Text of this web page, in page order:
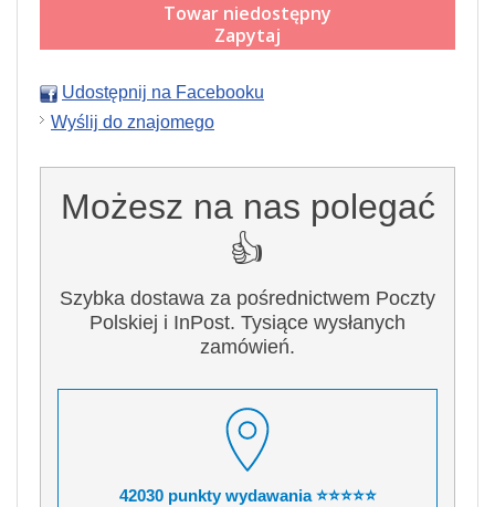
Towar niedostępny
Zapytaj
Udostępnij na Facebooku
Wyślij do znajomego
Możesz na nas polegać
👍
Szybka dostawa za pośrednictwem Poczty
Polskiej i InPost. Tysiące wysłanych
zamówień.
42030 punkty wydawania ⭐⭐⭐⭐⭐